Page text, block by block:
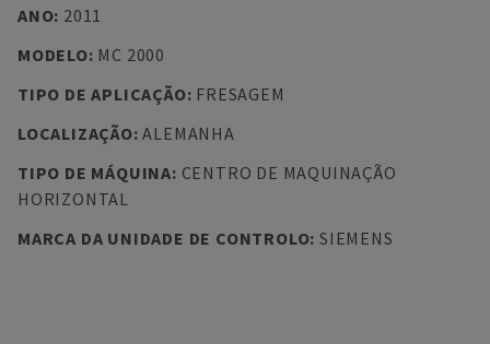
ANO: 2011
MODELO: MC 2000
TIPO DE APLICAÇÃO: FRESAGEM
LOCALIZAÇÃO:ALEMANHA
TIPO DE MÁQUINA: CENTRO DE MAQUINAÇÃO
HORIZONTAL
MARCA DA UNIDADE DE CONTROLO: SIEMENS